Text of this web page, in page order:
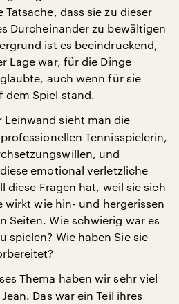
dass sie zu dieser
Durcheinander zu bewältigen
ist es beeindruckend,
Lage war, für die Dinge
auch wenn für sie
dem Spiel stand.
Leinwand sieht man die
Tennisspielerin,
und
emotional verletzliche
diese Fragen hat, weil sie sich
wirkt wie hin- und hergerissen
Seiten. Wie schwierig war es
spielen? Wie haben Sie sie
Thema haben wir sehr viel
Das war ein Teil ihres